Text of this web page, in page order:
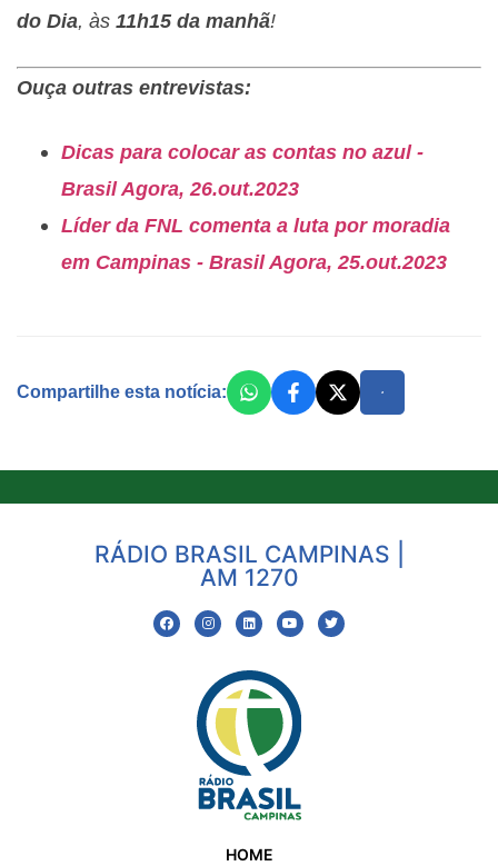
do Dia, às 11h15 da manhã!
Ouça outras entrevistas:
Dicas para colocar as contas no azul -
Brasil Agora, 26.out.2023
Líder da FNL comenta a luta por moradia
em Campinas - Brasil Agora, 25.out.2023
Compartilhe esta notícia:
RÁDIO BRASIL CAMPINAS |
AM 1270
HOME